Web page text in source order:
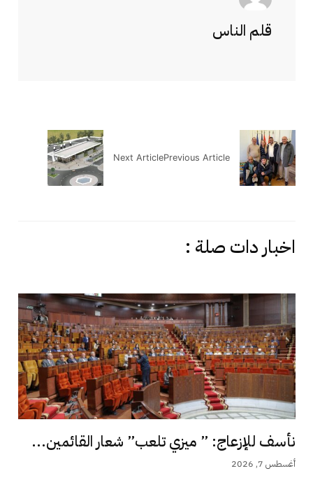
قلم الناس
Previous Article
Next Article
اخبار دات صلة :
نأسف للإزعاج: ” ميزي تلعب” شعار القائمين...
أغسطس 7, 2026